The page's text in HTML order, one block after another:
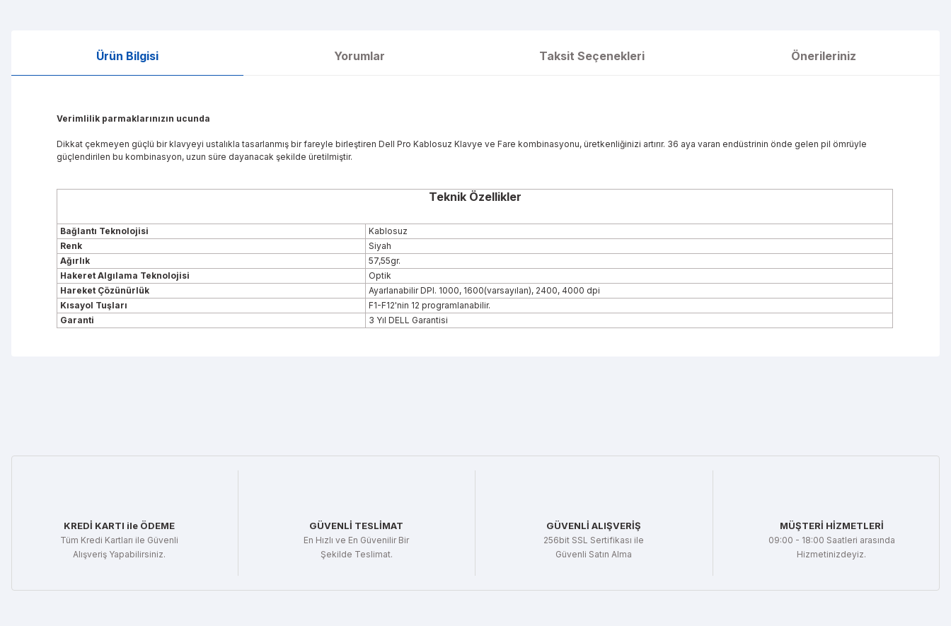
Ürün Bilgisi Yorumlar Taksit Seçenekleri Önerileriniz
Verimlilik parmaklarınızın ucunda
Dikkat çekmeyen güçlü bir klavyeyi ustalıkla tasarlanmış bir fareyle birleştiren Dell Pro Kablosuz Klavye ve Fare kombinasyonu, üretkenliğinizi artırır. 36 aya varan endüstrinin önde gelen pil ömrüyle
güçlendirilen bu kombinasyon, uzun süre dayanacak şekilde üretilmiştir.
Teknik Özellikler
Bağlantı Teknolojisi
Kablosuz
Renk
Siyah
Ağırlık
57,55gr.
Hakeret Algılama Teknolojisi
Optik
Hareket Çözünürlük
Ayarlanabilir DPI. 1000, 1600(varsayılan), 2400, 4000 dpi
Kısayol Tuşları
F1-F12'nin 12 programlanabilir.
Garanti
3 Yıl DELL Garantisi
KREDİ KARTI ile ÖDEME
Tüm Kredi Kartları ile Güvenli
Alışveriş Yapabilirsiniz.
GÜVENLİ TESLİMAT
En Hızlı ve En Güvenilir Bir
Şekilde Teslimat.
GÜVENLİ ALIŞVERİŞ
256bit SSL Sertifikası ile
Güvenli Satın Alma
MÜŞTERİ HİZMETLERİ
09:00 - 18:00 Saatleri arasında
Hizmetinizdeyiz.